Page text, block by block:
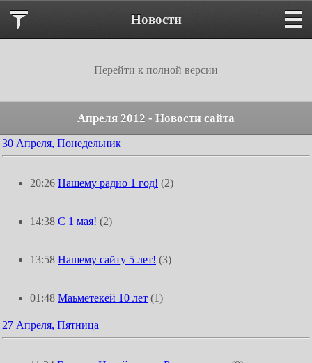
Новости
Перейти к полной версии
Апреля 2012 - Новости сайта
30 Апреля, Понедельник
20:26 Нашему радио 1 год! (2)
14:38 С 1 мая! (2)
13:58 Нашему сайту 5 лет! (3)
01:48 Маьметекей 10 лет (1)
27 Апреля, Пятница